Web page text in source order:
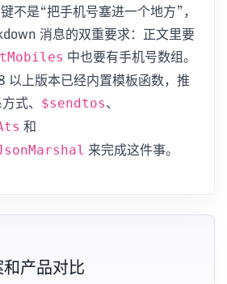
不是“把手机号塞进一个地方”，
消息的双重要求：正文里要
中也要有手机号数组。
上版本已经内置模板函数，推
式、 $sendtos、
和
来完成这件事。
产品对比